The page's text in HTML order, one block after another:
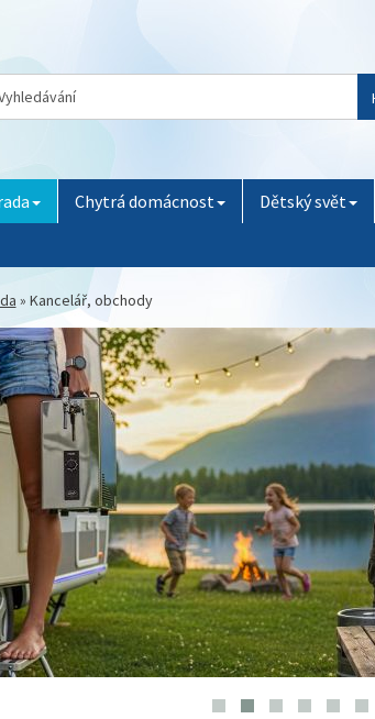
Chytrá domácnost Dětský svět
» Kancelář, obchody